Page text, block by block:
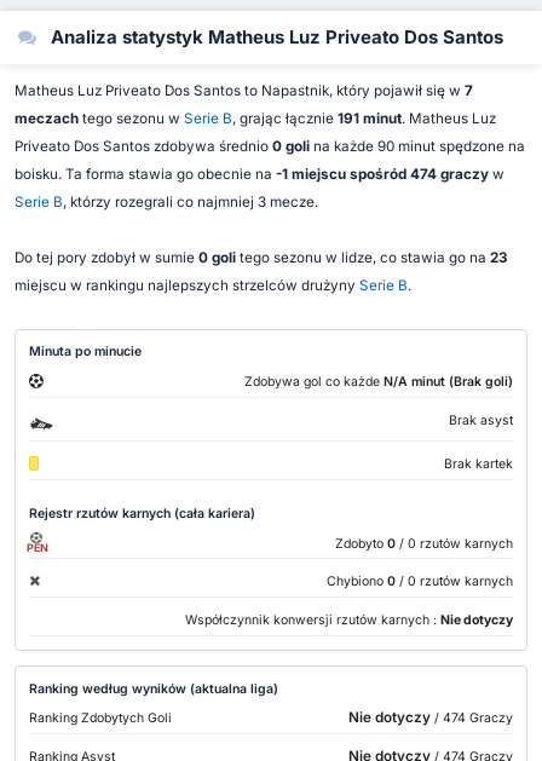
Analiza statystyk Matheus Luz Priveato Dos Santos
Matheus Luz Priveato Dos Santos to Napastnik, który pojawił się w 7
meczachtego sezonu w Serie B, grając łącznie 191 minut. Matheus Luz
Priveato Dos Santos zdobywa średnio 0 golina każde 90 minut spędzone na
boisku. Ta forma stawia go obecnie na -1 miejscu spośród 474 graczyw
Serie B, którzy rozegrali co najmniej 3 mecze.
Do tej pory zdobył w sumie 0 golitego sezonu w lidze, co stawia go na 23
miejscu w rankingu najlepszych strzelców drużyny Serie B.
Minuta po minucie
Zdobywa gol co każde N/A minut (Brak goli)
Brak asyst
Brak kartek
Rejestr rzutów karnych (cała kariera)
PEN Zdobyto 0 / 0 rzutów karnych
Chybiono 0 / 0 rzutów karnych
Współczynnik konwersji rzutów karnych : Nie dotyczy
Ranking według wyników (aktualna liga)
Ranking Zdobytych Goli
Nie dotyczy/ 474 Graczy
Ranking Asyst Nie dotyczy/ 474 Graczy